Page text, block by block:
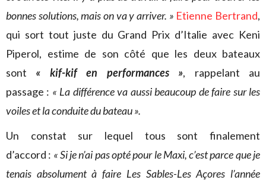
bonnes solutions, mais on va y arriver. » Etienne Bertrand,
qui sort tout juste du Grand Prix d’Italie avec Keni
Piperol, estime de son côté que les deux bateaux
sont « kif-kif en performances », rappelant au
passage : « La différence va aussi beaucoup de faire sur les
voiles et la conduite du bateau ».
Un constat sur lequel tous sont finalement
d’accord : « Si je n’ai pas opté pour le Maxi, c’est parce que je
tenais absolument à faire Les Sables-Les Açores l’année